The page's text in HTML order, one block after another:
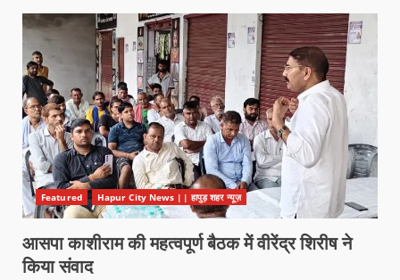
Featured Hapur City News || हापुड़ शहर न्यूज़
आसपा काशीराम की महत्वपूर्ण बैठक में वीरेंद्र शिरीष ने
किया संवाद